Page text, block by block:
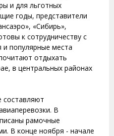
и для льготных
годы, представители
«Сибирь»,
к сотрудничеству с
популярные места
отдыхать
в центральных районах
составляют
В
рамочные
В конце ноября - начале